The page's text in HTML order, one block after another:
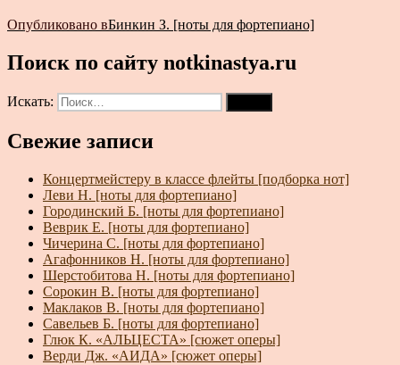
Опубликовано вБинкин З. [ноты для фортепиано]
Поиск по сайту notkinastya.ru
Искать:
Свежие записи
Концертмейстеру в классе флейты [подборка нот]
Леви Н. [ноты для фортепиано]
Городинский Б. [ноты для фортепиано]
Веврик Е. [ноты для фортепиано]
Чичерина С. [ноты для фортепиано]
Агафонников Н. [ноты для фортепиано]
Шерстобитова Н. [ноты для фортепиано]
Сорокин В. [ноты для фортепиано]
Маклаков В. [ноты для фортепиано]
Савельев Б. [ноты для фортепиано]
Глюк К. «АЛЬЦЕСТА» [сюжет оперы]
Верди Дж. «АИДА» [сюжет оперы]